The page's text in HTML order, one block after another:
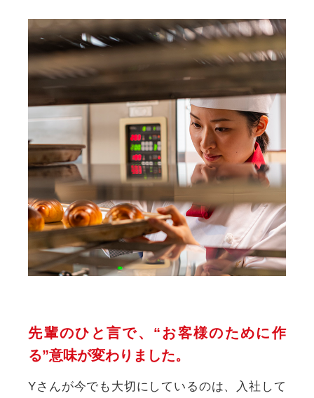
先輩のひと言で、 “お客様のために作
る”意味が変わりました。
Yさんが今でも大切にしているのは、入社して